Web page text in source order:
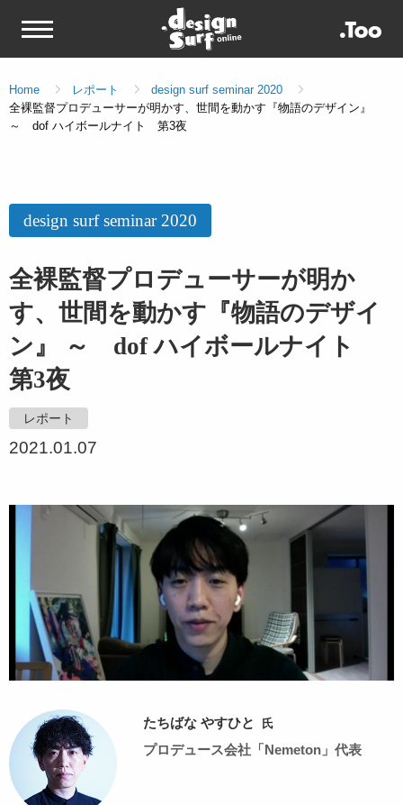
Home レポート
design surf seminar 2020
全裸監督プロデューサーが明かす、世間を動かす『物語のデザイン』
～ dof ハイボールナイト 第3夜
design surf seminar 2020
全裸監督プロデューサーが明か
す、世間を動かす『物語のデザイ
ン』 ～ dof ハイボールナイト
第3夜
レポート
2021.01.07
たちばな やすひと 氏
プロデュース会社「Nemeton」代表